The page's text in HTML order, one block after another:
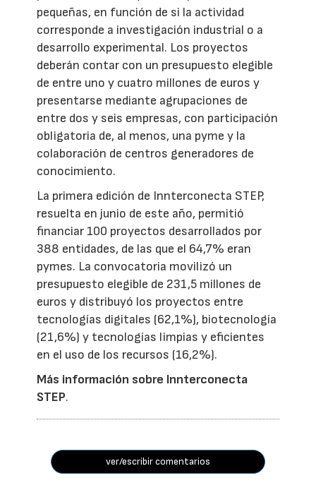
pequeñas, en función de si la actividad
corresponde a investigación industrial o a
desarrollo experimental. Los proyectos
deberán contar con un presupuesto elegible
de entre uno y cuatro millones de euros y
presentarse mediante agrupaciones de
entre dos y seis empresas, con participación
obligatoria de, al menos, una pyme y la
colaboración de centros generadores de
conocimiento.
La primera edición de Innterconecta STEP,
resuelta en junio de este año, permitió
financiar 100 proyectos desarrollados por
388 entidades, de las que el 64,7% eran
pymes. La convocatoria movilizó un
presupuesto elegible de 231,5 millones de
euros y distribuyó los proyectos entre
tecnologías digitales (62,1%), biotecnología
(21,6%) y tecnologías limpias y eficientes
en el uso de los recursos (16,2%).
Más información sobre Innterconecta
STEP.
ver/escribir comentarios